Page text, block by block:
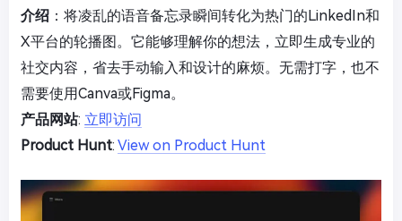
介绍 ：将凌乱的语音备忘录瞬间转化为热门的LinkedIn和
X平台的轮播图。它能够理解你的想法，立即生成专业的
社交内容，省去手动输入和设计的麻烦。无需打字，也不
需要使用Canva或Figma。
产品网站: 立即访问
Product Hunt: View on Product Hunt